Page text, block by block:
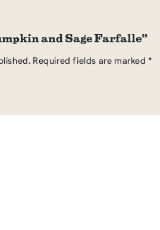
and Sage Farfalle”
Required fields are marked*